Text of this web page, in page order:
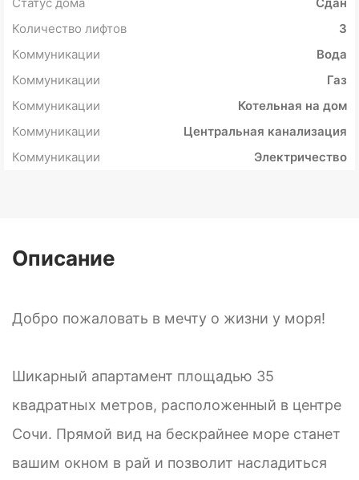
Статус дома
Сдан
Количество лифтов
3
Коммуникации
Вода
Коммуникации
Газ
Коммуникации
Котельная на дом
Коммуникации
Центральная канализация
Коммуникации
Электричество
Описание
Добро пожаловать в мечту о жизни у моря!
Шикарный апартамент площадью 35
квадратных метров, расположенный в центре
Сочи. Прямой вид на бескрайнее море станет
вашим окном в рай и позволит насладиться